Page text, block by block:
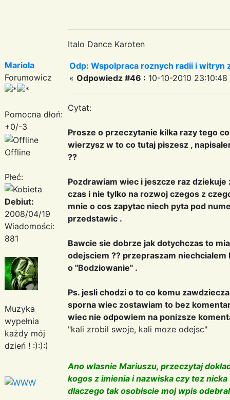
Italo Dance Karoten
Mariola
Forumowicz
Pomocna dłoń:
+0/-3
Offline
Płeć:
Debiut:
2008/04/19
Wiadomości:
881
Muzyka
wypełnia
każdy mój
dzień ! :):):)
Odp: Wspolpraca roznych radii i witryn
« Odpowiedz #46 : 10-10-2010 23:10:48
Cytat:
Prosze o przeczytanie kilka razy tego
wierzysz w to co tutaj piszesz ,
??
Pozdrawiam wiec i jeszcze raz
czas i nie tylko na rozwoj czegos z
mnie o cos zapytac niech pyta pod
przedstawic .
Bawcie sie dobrze jak dotychczas to
odejsciem ?? przepraszam
o "Bodziowanie" .
Ps. jesli chodzi o to co komu
sporna wiec zostawiam to bez
wiec nie odpowiem na ponizsze
"kali zrobil swoje, kali moze odejsc"
Ano wlasnie Mariuszu, przeczytaj
kogos z imienia i nazwiska czy tez
dlaczego tak osobiscie moj wpis